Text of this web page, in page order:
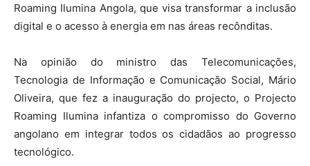
Roaming Ilumina Angola, que visa transformar a inclusão
digital e o acesso à energia em nas áreas recônditas.
Na opinião do ministro das Telecomunicações,
Tecnologia de Informação e Comunicação Social, Mário
Oliveira, que fez a inauguração do projecto, o Projecto
Roaming Ilumina infantiza o compromisso do Governo
angolano em integrar todos os cidadãos ao progresso
tecnológico.